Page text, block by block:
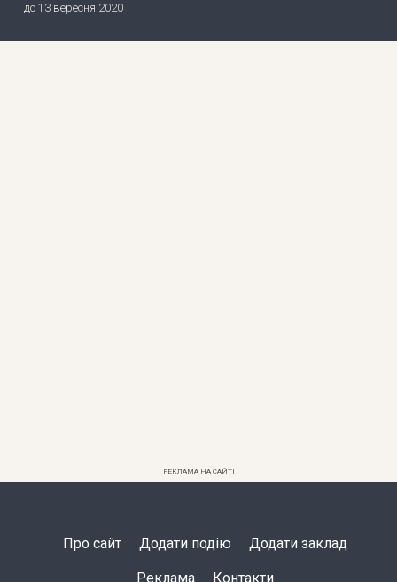
до 13 вересня 2020
РЕКЛАМА НА САЙТІ
Про сайт Додати подію Додати заклад
Реклама Контакти